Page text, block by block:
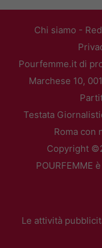
Chi siamo -
Pourfemme.it di
Marchese 10,
Testata
Roma con
Copyright
POURFEMME
Le attività